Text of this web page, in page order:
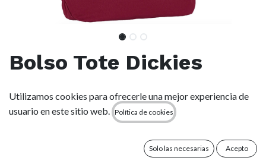
Bolso Tote Dickies
Logo Canvas Tote
Tibetan - Red
Confeccionada en lona de algodón de alta calidad para mayor
Utilizamos cookies para ofrecerle una mejor experiencia de
usuario en este sitio web.
Política de cookies
Solo las necesarias Acepto